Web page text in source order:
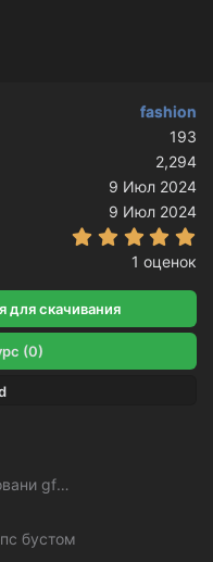
fashion
193
2,294
9 Июл 2024
9 Июл 2024
1 оценок
для скачивания
(0)
Программа для редактировани gfx файлов GTA V
бустом